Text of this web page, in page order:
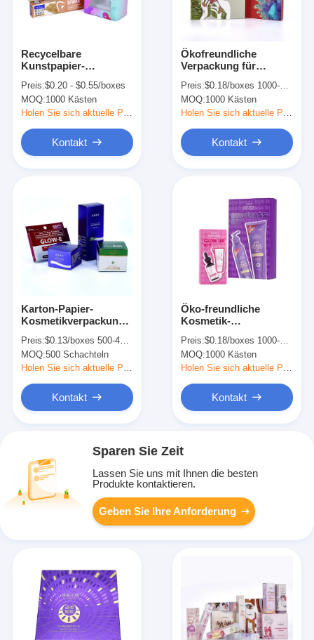
Recycelbare
Kunstpapier-
für Augencreme und
Hautpflegeprodukte
Preis:$0.20 - $0.55/boxes
MOQ:1000 Kästen
Kontakt
Ökofreundliche
Verpackung für
Schachteln Konkaver
Konvexdruck für
Hautpflegecreme
Preis:$0.18/boxes 1000-4999 boxes
MOQ:1000 Kästen
Kontakt
Karton-Papier-
Kosmetikverpackungskiste
Ölzubehör
Preis:$0.13/boxes 500-4999 boxes
MOQ:500 Schachteln
Holen Sie sich aktuelle Preis
Kontakt
Öko-freundliche
Kosmetik-
recycelbare
kundenspezifische
Preis:$0.18/boxes 1000-4999 boxes
MOQ:1000 Kästen
Holen Sie sich aktuelle Preis
Kontakt
Sparen Sie Zeit
Lassen Sie uns mit Ihnen die besten
Produkte kontaktieren.
Geben Sie Ihre Anforderung